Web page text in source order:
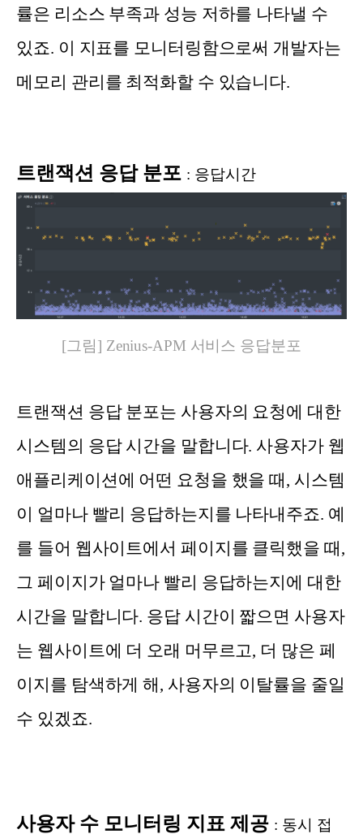
률은 리소스 부족과 성능 저하를 나타낼 수
있죠. 이 지표를 모니터링함으로써 개발자는
메모리 관리를 최적화할 수 있습니다.
트랜잭션 응답 분포 : 응답시간
[그림] Zenius-APM 서비스 응답분포
트랜잭션 응답 분포는 사용자의 요청에 대한
시스템의 응답 시간을 말합니다. 사용자가 웹
애플리케이션에 어떤 요청을 했을 때, 시스템
이 얼마나 빨리 응답하는지를 나타내주죠. 예
를 들어 웹사이트에서 페이지를 클릭했을 때,
그 페이지가 얼마나 빨리 응답하는지에 대한
시간을 말합니다. 응답 시간이 짧으면 사용자
는 웹사이트에 더 오래 머무르고, 더 많은 페
이지를 탐색하게 해, 사용자의 이탈률을 줄일
수 있겠죠.
사용자 수 모니터링 지표 제공 : 동시 접